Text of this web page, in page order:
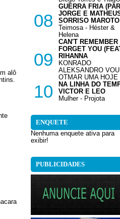
alô
08
GUERRA FRIA
JORGE E
SORRISO MAROTO
Teimosa - Héster &
Helena
09
CAN'T REMEMBER
FORGET YOU
RIHANNA
KONRADO
ALEKSANDRO VOU
OTMAR UMA HOJE
10
NA LINHA DO
VICTOR E LEO
Mulher - Projota
ENQUETE
Nenhuma enquete ativa para
exibir!
PUBLICIDADES